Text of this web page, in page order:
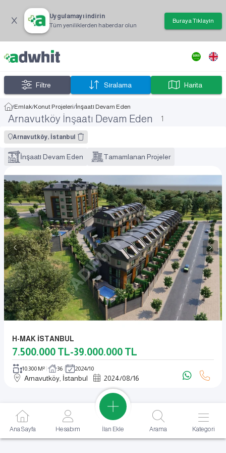
Uygulamayı indirin
Tüm yeniliklerden haberdar olun
Buraya Tıklayın
Filtre Sıralama Harita
/Emlak/Konut Projeleri/İnşaatı Devam Eden
Arnavutköy İnşaatı Devam Eden 1
Arnavutköy, İstanbul
İnşaatı Devam Eden Tamamlanan Projeler
H-MAK İSTANBUL
7.500.000 TL-39.000.000 TL
10.300 M² 36 2024/10
Arnavutköy, İstanbul 2024/08/16
Ana Sayfa Hesabım İlan Ekle Arama Kategori